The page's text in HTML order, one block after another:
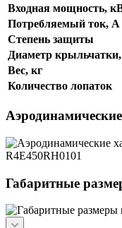
Входная мощность,
Потребляемый ток, А
Степень защиты
Диаметр
Вес, кг
Количество лопаток
Габаритные